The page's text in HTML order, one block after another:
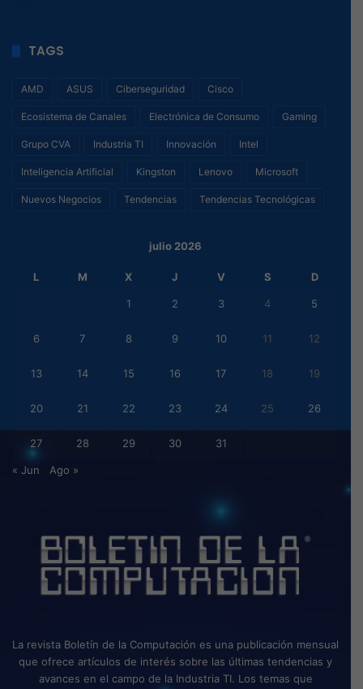
TAGS
AMD ASUS Ciberseguridad Cisco
Ecosistema de Canales Electrónica de Consumo Gaming
Grupo CVA Industria TI Innovación Intel
Inteligencia Artificial Kingston Lenovo Microsoft
Nuevos Negocios Tendencias Tendencias Tecnológicas
julio 2026
L M X J V S D
1 2 3 4 5
6 7 8 9 10 11 12
13 14 15 16 17 18 19
20 21 22 23 24 25 26
27 28 29 30 31
« Jun Ago »
La revista Boletín de la Computación es una publicación mensual
que ofrece artículos de interés sobre las últimas tendencias y
avances en el campo de la Industria TI. Los temas que